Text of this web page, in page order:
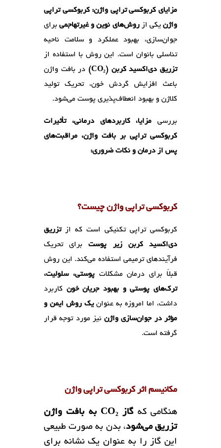
مزایای کربوکسی تراپی واژن: کربوکسی تراپی
واژنیکی ازروش‌های نوین و غیرتهاجمیبرای
جوان‌سازی، بهبود عملکرد و سلامت ناحیه
تناسلی بانوان است. این روش با استفاده از
تزریق دی‌اکسید کربن (CO₂)
در بافت واژن
باعث افزایش گردش خون، تحریک تولید
کلاژن و بهبود انعطاف‌پذیری پوست می‌شود.
بررسی مزایا، کاربردهای درمانی، تأثیرات
کربوکسی تراپی بر بافت واژن، مراقبت‌های
پس از درمان و نکات ضروری:
کربوکسی تراپی واژن چیست؟
کربوکسی تراپی تکنیکی است که ازتزریق
دی‌اکسید کربن زیر پوستبرای تحریک
فرآیندهای ترمیمی استفاده می‌کند. این روش
قبلاً برای درمان مشکلاتپوستی، سلولیت،
ترک‌های پوستی و بهبود جریان خون کاربرد
داشت، اما امروزه به عنوانیک روش ایمن و
مؤثر در جوان‌سازی واژننیز مورد توجه قرار
گرفته است.
مکانیسم اثر کربوکسی تراپی واژن
هنگامی که
گاز CO₂ به بافت واژن
تزریق می‌شود، بدن به صورت طبیعی
این گاز را به عنوان یک نشانه برای